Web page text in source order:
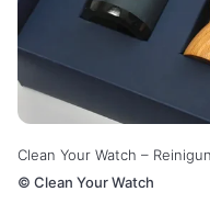
Clean Your Watch –
© Clean Your Watch